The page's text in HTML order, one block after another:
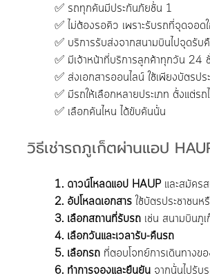
	✅ รถทุกคันมีประกันภัยชั้น 1
✅ ไม่ต้องรอคิว เพราะรับรถที่จุดจอ
✅ บริการรับส่งจากสนามบินไปจุดรับ
✅ มีเจ้าหน้าที่บริการลูกค้าทุกวัน 24
✅ ส่งเอกสารออนไลน์ ใช้เพียงบัตรป
✅ มีรถให้เลือกหลายประเภท ตั้งแต่
	✅ เลือกคันไหน ได้ขับคันนั้น
วิธีเช่ารถภูเก็ตผ่านแอป
	1. ดาวน์โหลดแอป HAUP
และสมัคร
	2. อัปโหลดเอกสาร
ใช้บัตรประชาชน
	3. เลือกสถานที่รับรถ
เช่น สนามบินภู
	4. เลือกวันและเวลารับ-คืนรถ
	5. เลือกรถ
ที่ตอบโจทย์การเดินทาง
	6. ทำการจองและยืนยัน
จากนั้นไปรับ